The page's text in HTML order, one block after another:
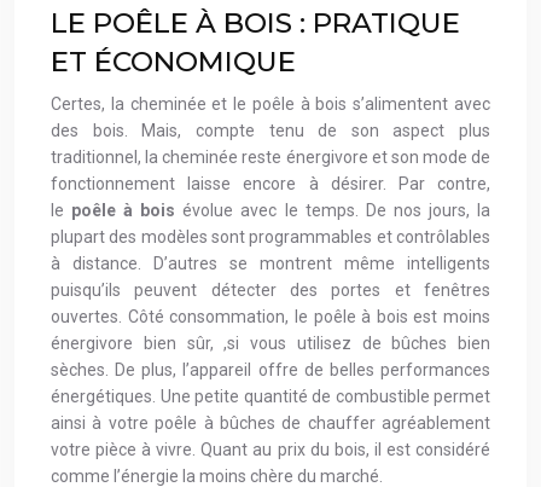
LE POÊLE À BOIS : PRATIQUE
ET ÉCONOMIQUE
Certes, la cheminée et le poêle à bois s’alimentent avec
des bois. Mais, compte tenu de son aspect plus
traditionnel, la cheminée reste énergivore et son mode de
fonctionnement laisse encore à désirer. Par contre,
le poêle à bois évolue avec le temps. De nos jours, la
plupart des modèles sont programmables et contrôlables
à distance. D’autres se montrent même intelligents
puisqu’ils peuvent détecter des portes et fenêtres
ouvertes. Côté consommation, le poêle à bois est moins
énergivore bien sûr, ,si vous utilisez de bûches bien
sèches. De plus, l’appareil offre de belles performances
énergétiques. Une petite quantité de combustible permet
ainsi à votre poêle à bûches de chauffer agréablement
votre pièce à vivre. Quant au prix du bois, il est considéré
comme l’énergie la moins chère du marché.